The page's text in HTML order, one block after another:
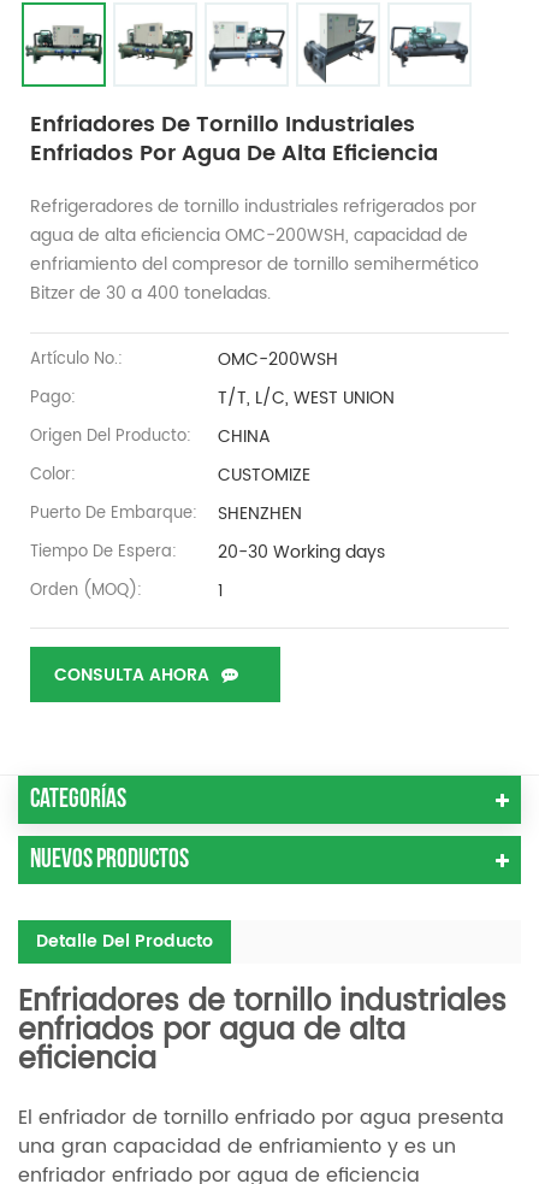
Enfriadores De Tornillo Industriales
Enfriados Por Agua De Alta Eficiencia
Refrigeradores de tornillo industriales refrigerados por
agua de alta eficiencia OMC-200WSH, capacidad de
enfriamiento del compresor de tornillo semihermético
Bitzer de 30 a 400 toneladas.
Artículo No.: OMC-200WSH
Pago: T/T, L/C, WEST UNION
Origen Del Producto: CHINA
Color: CUSTOMIZE
Puerto De Embarque: SHENZHEN
Tiempo De Espera: 20-30 Working days
Orden (MOQ): 1
CONSULTA AHORA
Categorías
Nuevos Productos
Detalle Del Producto
Enfriadores de tornillo industriales
enfriados por agua de alta
eficiencia
El enfriador de tornillo enfriado por agua presenta
una gran capacidad de enfriamiento y es un
enfriador enfriado por agua de eficiencia